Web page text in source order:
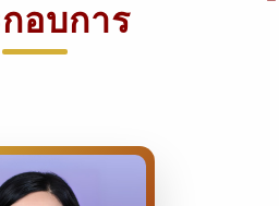
อบการ